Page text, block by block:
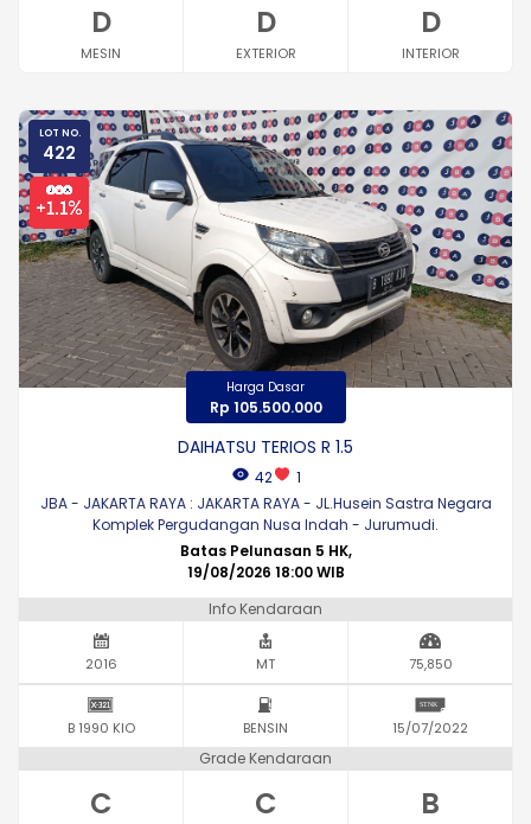
D
MESIN
D
EXTERIOR
D
INTERIOR
LOT NO.
422
Harga Dasar
Rp 105.500.000
DAIHATSU TERIOS R 1.5
42
1
JBA - JAKARTA RAYA : JAKARTA RAYA - JL.Husein Sastra Negara
Komplek Pergudangan Nusa Indah - Jurumudi.
Batas Pelunasan 5 HK,
19/08/2026 18:00 WIB
Info Kendaraan
2016 MT 75,850
B 1990 KIO BENSIN 15/07/2022
Grade Kendaraan
C C B